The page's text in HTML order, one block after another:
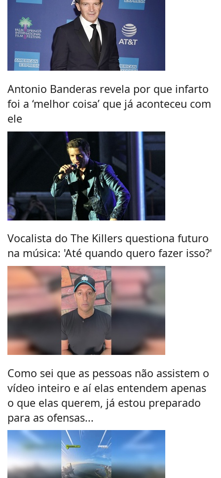
Antonio Banderas revela por que infarto
foi a ‘melhor coisa’ que já aconteceu com
ele
Vocalista do The Killers questiona futuro
na música: 'Até quando quero fazer isso?'
Como sei que as pessoas não assistem o
vídeo inteiro e aí elas entendem apenas
o que elas querem, já estou preparado
para as ofensas...